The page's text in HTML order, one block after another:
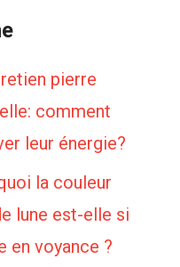
pierre
comment
leur énergie?
la couleur
lune est-elle si
en voyance ?